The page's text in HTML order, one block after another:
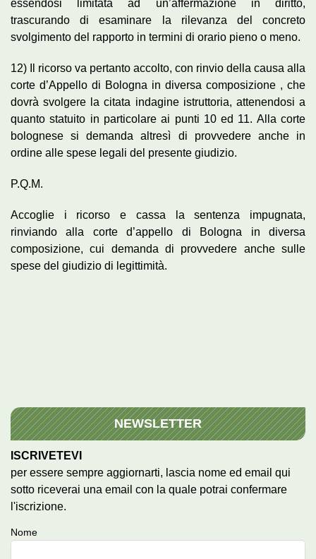
essendosi limitata ad un’affermazione in diritto,
trascurando di esaminare la rilevanza del concreto
svolgimento del rapporto in termini di orario pieno o meno.
12) Il ricorso va pertanto accolto, con rinvio della causa alla
corte d’Appello di Bologna in diversa composizione , che
dovrà svolgere la citata indagine istruttoria, attenendosi a
quanto statuito in particolare ai punti 10 ed 11. Alla corte
bolognese si demanda altresì di provvedere anche in
ordine alle spese legali del presente giudizio.
P.Q.M.
Accoglie i ricorso e cassa la sentenza impugnata,
rinviando alla corte d’appello di Bologna in diversa
composizione, cui demanda di provvedere anche sulle
spese del giudizio di legittimità.
NEWSLETTER
ISCRIVETEVI
per essere sempre aggiornarti, lascia nome ed email qui
sotto riceverai una email con la quale potrai confermare
l'iscrizione.
Nome